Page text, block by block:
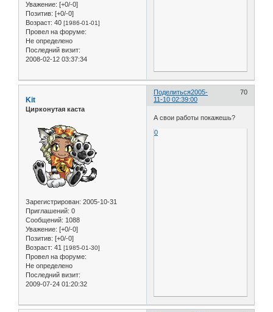
Уважение: [+0/-0]
Позитив: [+0/-0]
Возраст: 40 [1986-01-01]
Провел на форуме:
Не определено
Последний визит:
2008-02-12 03:37:34
Поделиться 70
2005-
11-10 02:39:00
Kit
Цирконутая каста
Зарегистрирован: 2005-10-31
Приглашений: 0
Сообщений: 1088
Уважение: [+0/-0]
Позитив: [+0/-0]
Возраст: 41 [1985-01-30]
Провел на форуме:
Не определено
Последний визит:
2009-07-24 01:20:32
А свои работы покажешь?
0